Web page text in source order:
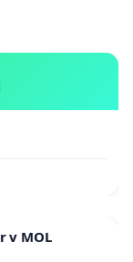
v MOL